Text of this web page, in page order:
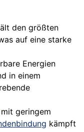
den größten
auf eine starke
Energien
in einem
mit geringem
kämpft